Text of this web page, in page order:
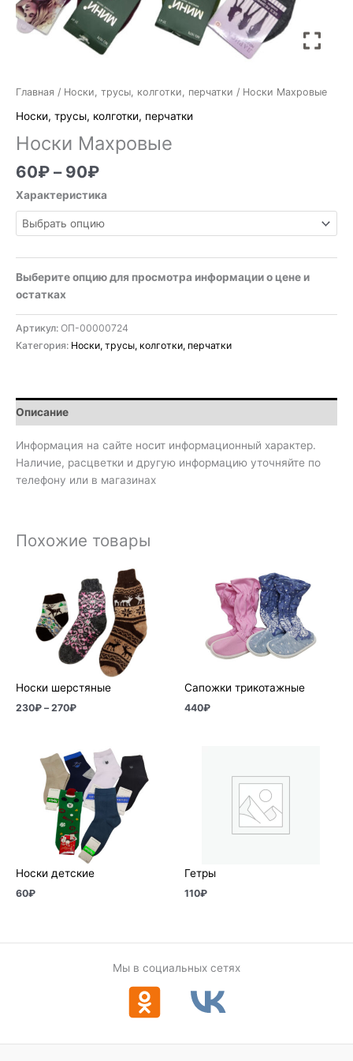
Главная / Носки, трусы, колготки, перчатки / Носки Махровые
Носки, трусы, колготки, перчатки
Носки Махровые
60₽ – 90₽
Характеристика
Выберите опцию для просмотра информации о цене и
остатках
Артикул: ОП-00000724
Категория: Носки, трусы, колготки, перчатки
Описание
Информация на сайте носит информационный характер.
Наличие, расцветки и другую информацию уточняйте по
телефону или в магазинах
Похожие товары
Носки шерстяные
230₽ – 270₽
цен:
230₽
–
270₽
Сапожки трикотажные
440₽
Носки детские
60₽
Гетры
110₽
Мы в социальных сетях